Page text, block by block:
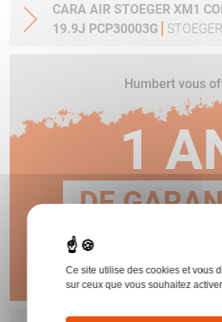
CARA AIR STOEGER XM1
19.9J PCP30003G
Humbert vous
1
DE
En savoir plus
Ce site utilise des cookies et vous
sur ceux que vous souhaitez activer